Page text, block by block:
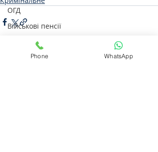
ОГД
Військові пенсії
Спадкове
Практика участі в Верховному суді
Phone WhatsApp